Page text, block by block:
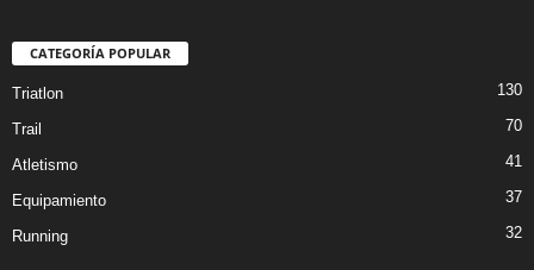
CATEGORÍA POPULAR
Triatlon 130
Trail 70
Atletismo 41
Equipamiento 37
Running 32